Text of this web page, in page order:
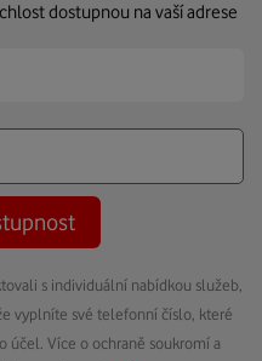
dostupnou na vaší adrese
s individuální nabídkou služeb,
vyplníte své telefonní číslo, které
účel. Více o ochraně soukromí a